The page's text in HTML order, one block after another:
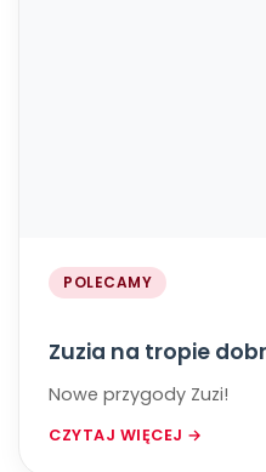
POLECAMY
Zuzia na tropie
Nowe przygody Zuzi!
CZYTAJ WIĘCEJ →